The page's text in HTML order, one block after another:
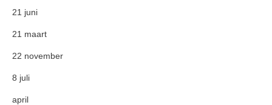
21 juni
21 maart
22 november
8 juli
april